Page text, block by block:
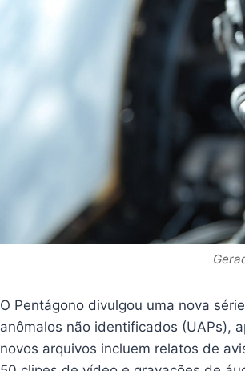
O Pentágono divulgou uma nova
anômalos não identificados (UAPs),
novos arquivos incluem relatos de